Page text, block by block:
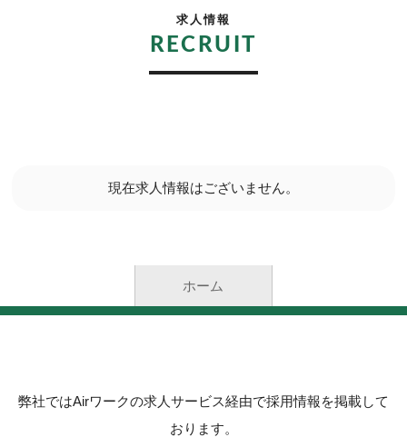
求人情報
RECRUIT
現在求人情報はございません。
ホーム
弊社ではAirワークの求人サービス経由で採用情報を掲載して
おります。